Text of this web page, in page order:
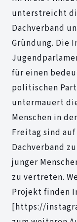
unterstreicht
Dachverband
Gründung. Die
für einen
politischen
untermauert
Menschen in
Freitag sind
Dachverband
junger
zu vertreten.
Projekt finden
[https://